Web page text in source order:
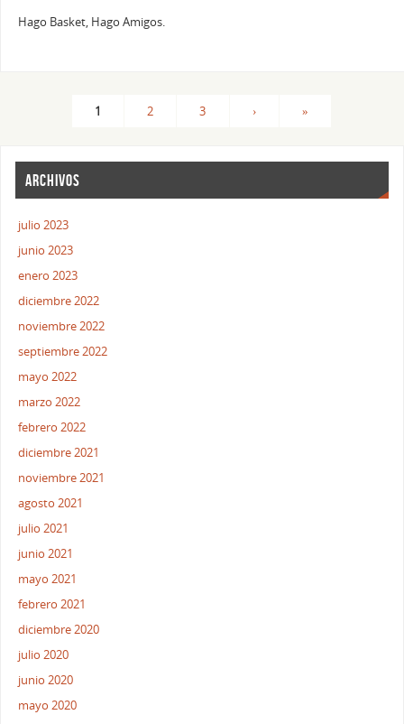
Hago Basket, Hago Amigos.
1 2 3 › »
ARCHIVOS
julio 2023
junio 2023
enero 2023
diciembre 2022
noviembre 2022
septiembre 2022
mayo 2022
marzo 2022
febrero 2022
diciembre 2021
noviembre 2021
agosto 2021
julio 2021
junio 2021
mayo 2021
febrero 2021
diciembre 2020
julio 2020
junio 2020
mayo 2020